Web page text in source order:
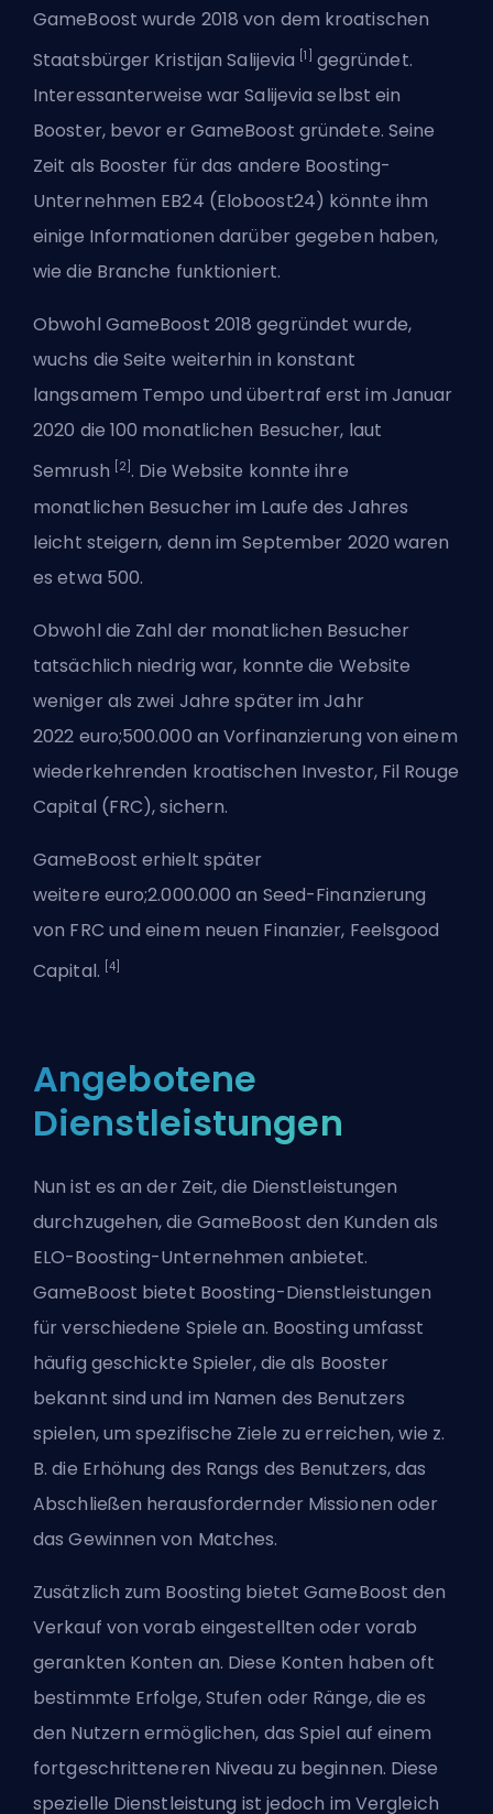
GameBoost wurde 2018 von dem kroatischen
Staatsbürger Kristijan Salijevia [1]
gegründet.
Interessanterweise war Salijevia selbst ein
Booster, bevor er GameBoost gründete. Seine
Zeit als Booster für das andere Boosting-
Unternehmen EB24 (Eloboost24) könnte ihm
einige Informationen darüber gegeben haben,
wie die Branche funktioniert.
Obwohl GameBoost 2018 gegründet wurde,
wuchs die Seite weiterhin in konstant
langsamem Tempo und übertraf erst im Januar
2020 die 100 monatlichen Besucher, laut
Semrush
[2] . Die Website konnte ihre
monatlichen Besucher im Laufe des Jahres
leicht steigern, denn im September 2020 waren
es etwa 500.
Obwohl die Zahl der monatlichen Besucher
tatsächlich niedrig war, konnte die Website
weniger als zwei Jahre später im Jahr
2022 euro;500.000 an Vorfinanzierung von einem
wiederkehrenden kroatischen Investor, Fil Rouge
Capital (FRC), sichern.
GameBoost erhielt später
weitere euro;2.000.000 an Seed-Finanzierung
von FRC und einem neuen Finanzier, Feelsgood
Capital. [4]
Angebotene
Dienstleistungen
Nun ist es an der Zeit, die Dienstleistungen
durchzugehen, die GameBoost den Kunden als
ELO-Boosting-Unternehmen anbietet.
GameBoost bietet Boosting-Dienstleistungen
für verschiedene Spiele an. Boosting umfasst
häufig geschickte Spieler, die als Booster
bekannt sind und im Namen des Benutzers
spielen, um spezifische Ziele zu erreichen, wie z.
B. die Erhöhung des Rangs des Benutzers, das
Abschließen herausfordernder Missionen oder
das Gewinnen von Matches.
Zusätzlich zum Boosting bietet GameBoost den
Verkauf von vorab eingestellten oder vorab
gerankten Konten an. Diese Konten haben oft
bestimmte Erfolge, Stufen oder Ränge, die es
den Nutzern ermöglichen, das Spiel auf einem
fortgeschritteneren Niveau zu beginnen. Diese
spezielle Dienstleistung ist jedoch im Vergleich